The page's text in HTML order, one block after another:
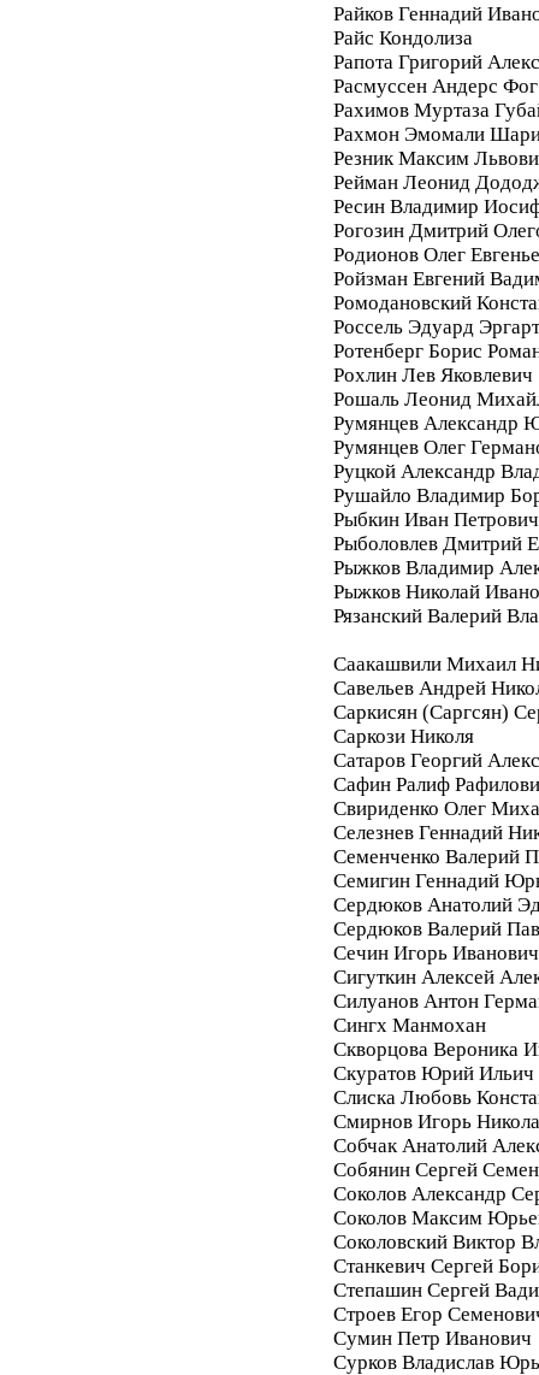
Райков Геннадий
Райс Кондолиза
Рапота Григорий
Расмуссен Андерс Фог
Рахимов Муртаза
Рахмон Эмомали
Резник Максим
Рейман Леонид
Ресин Владимир
Рогозин Дмитрий
Родионов Олег
Ройзман Евгений
Ромодановский
Россель Эдуард
Ротенберг Борис
Рохлин Лев Яковлевич
Рошаль Леонид
Румянцев Александр
Румянцев Олег
Руцкой Александр
Рушайло Владимир
Рыбкин Иван Петрович
Рыболовлев Дмитрий
Рыжков Владимир
Рыжков Николай
Рязанский Валерий
Саакашвили Михаил
Савельев Андрей
Саркисян (Саргсян)
Саркози Николя
Сатаров Георгий
Сафин Ралиф
Свириденко Олег
Селезнев Геннадий
Семенченко Валерий
Семигин Геннадий
Сердюков Анатолий
Сердюков Валерий
Сечин Игорь Иванович
Сигуткин Алексей
Силуанов Антон
Сингх Манмохан
Скворцова Вероника
Скуратов Юрий Ильич
Слиска Любовь
Смирнов Игорь
Собчак Анатолий
Собянин Сергей
Соколов Александр
Соколов Максим
Соколовский Виктор
Станкевич Сергей
Степашин Сергей
Строев Егор
Сумин Петр Иванович
Сурков Владислав